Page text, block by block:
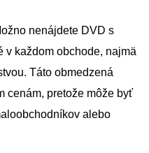
nenájdete DVD s
v každom obchode, najmä
Táto obmedzená
cenám, pretože môže byť
alebo